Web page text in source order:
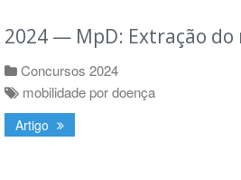
2024 — MpD: Extração
Concursos 2024
mobilidade por doença
Artigo